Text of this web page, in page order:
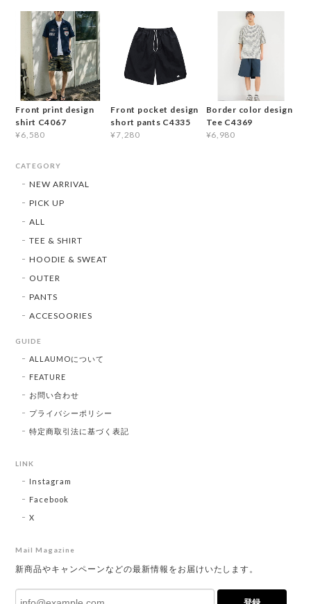
Front print design
shirt C4067
¥6,580
Front pocket design
short pants C4335
¥7,280
Border color design
Tee C4369
¥6,980
CATEGORY
NEW ARRIVAL
PICK UP
ALL
TEE & SHIRT
HOODIE & SWEAT
OUTER
PANTS
ACCESOORIES
GUIDE
ALLAUMOについて
FEATURE
お問い合わせ
プライバシーポリシー
特定商取引法に基づく表記
LINK
Instagram
Facebook
X
Mail Magazine
新商品やキャンペーンなどの最新情報をお届けいたします。